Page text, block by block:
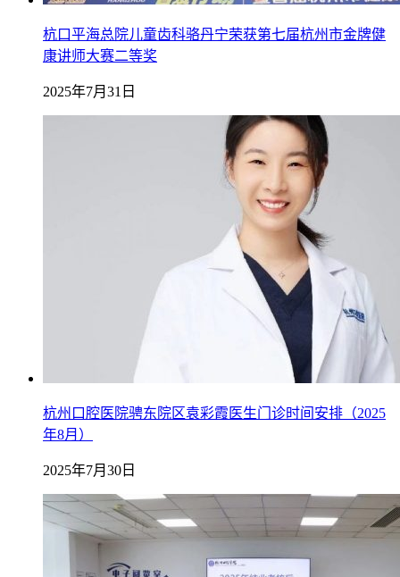
杭口平海总院儿童齿科骆丹宁荣获第七届杭州市金牌健
康讲师大赛二等奖
2025年7月31日
杭州口腔医院骋东院区袁彩霞医生门诊时间安排（2025
年8月）
2025年7月30日